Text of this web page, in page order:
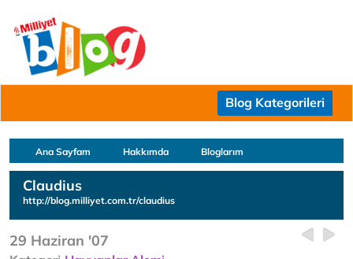
Blog Kategorileri
Ana Sayfam Hakkımda Bloglarım
Claudius
http://blog.milliyet.com.tr/claudius
29 Haziran '07